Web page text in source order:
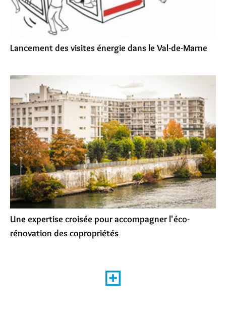
Lancement des visites énergie dans le Val-de-Marne
Une expertise croisée pour accompagner l'éco-
rénovation des copropriétés